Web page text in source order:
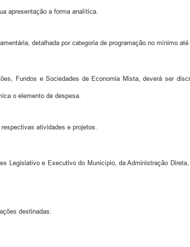
apresentação a forma analítica.
detalhada por categoria de programação no mínimo até
Fundos e Sociedades de Economia Mista, deverá ser
o elemento de despesa.
atividades e projetos.
Legislativo e Executivo do Município, da Administração
destinadas: